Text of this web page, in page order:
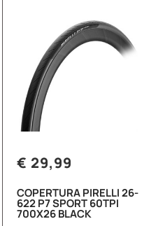
€ 29,99
COPERTURA PIRELLI 26-
622 P7 SPORT 60TPI
700X26 BLACK